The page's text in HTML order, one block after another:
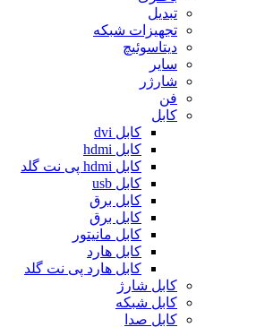
تبدیل
تجهیزات شبکه
دیتاسوئیچ
سایر
شارژر
فن
کابل
کابل dvi
کابل hdmi
کابل hdmi پی نت گلد
کابل usb
کابل برق
کابل برق
کابل مانیتور
کابل هارد
کابل هارد پی نت گلد
کابل شارژ
کابل شبکه
کابل صدا